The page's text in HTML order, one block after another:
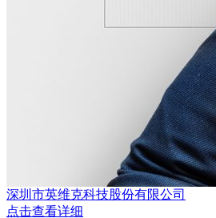
深圳市英维克科技股份有限公司
点击查看详细